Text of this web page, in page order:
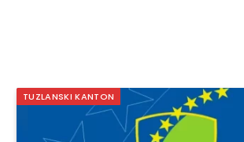
TUZLANSKI KANTON